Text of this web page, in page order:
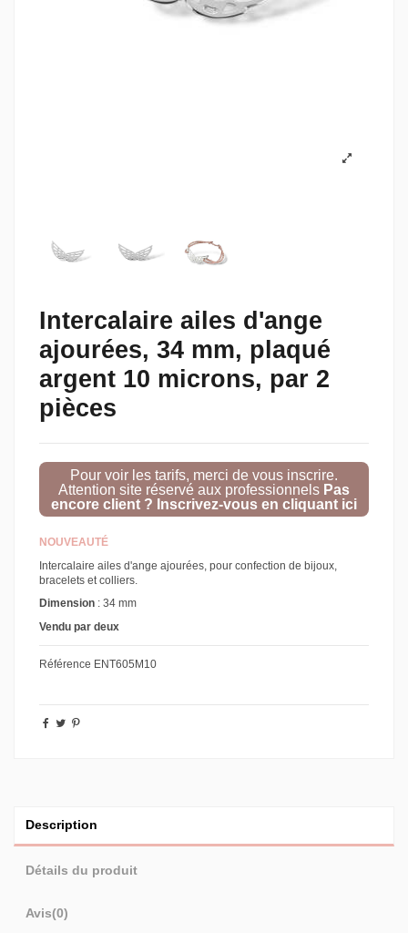
Intercalaire ailes d'ange
ajourées, 34 mm, plaqué
argent 10 microns, par 2
pièces
Pour voir les tarifs, merci de vous inscrire.
Attention site réservé aux professionnels Pas
encore client ? Inscrivez-vous en cliquant ici
NOUVEAUTÉ
Intercalaire ailes d'ange ajourées, pour confection de bijoux,
bracelets et colliers.
Dimension : 34 mm
Vendu par deux
Référence ENT605M10
Description
Détails du produit
Avis(0)